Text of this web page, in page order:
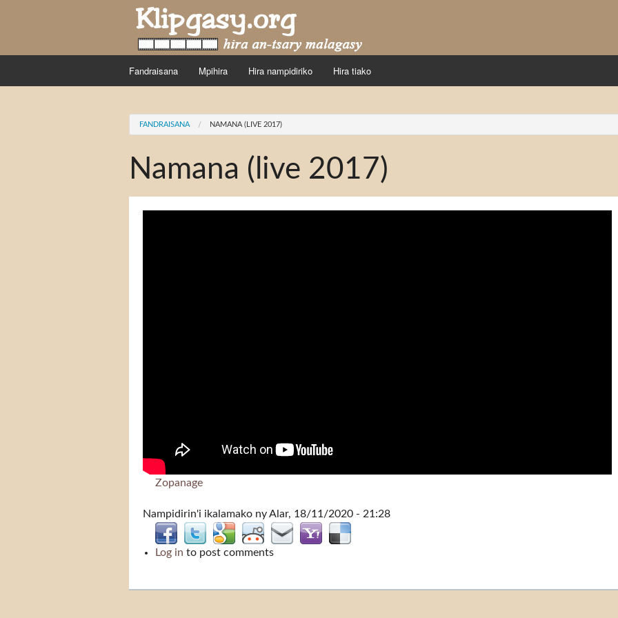
Fandraisana Mpihira Hira nampidiriko Hira tiako
You are here
FANDRAISANA NAMANA (LIVE 2017)
Namana (live 2017)
Zopanage
Nampidirin'i ikalamako ny Alar, 18/11/2020 - 21:28
Log in to post comments